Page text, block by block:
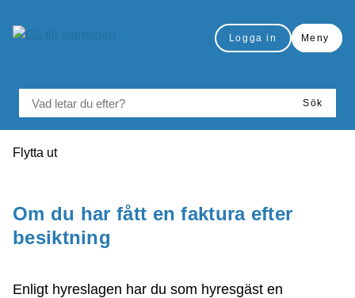
Logga in Meny
Sök
Du är här:
Flytta ut
Om du har fått en faktura efter
besiktning
Enligt hyreslagen har du som hyresgäst en